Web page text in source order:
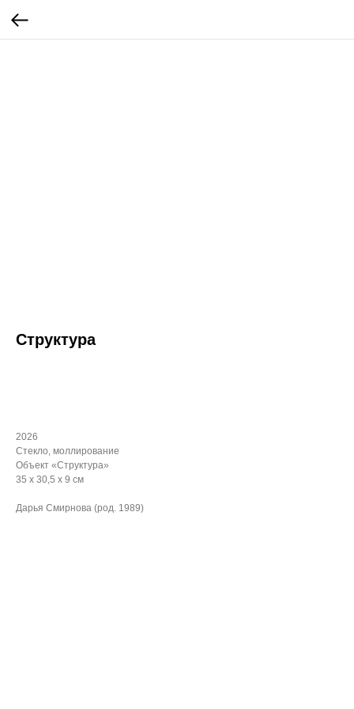
Структура
2026
Стекло, моллирование
Объект «Структура»
35 х 30,5 х 9 см
Дарья Смирнова (род. 1989)